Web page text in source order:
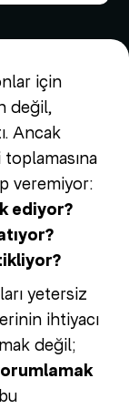
için
değil,
Ancak
veremiyor:
ediyor?
yetersiz
ihtiyacı
değil;